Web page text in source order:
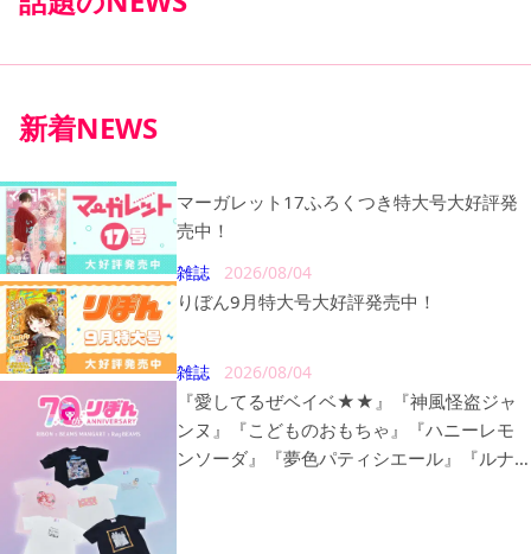
新着NEWS
マーガレット17ふろくつき特大号大好評発
売中！
雑誌 2026/08/04
りぼん9月特大号大好評発売中！
雑誌 2026/08/04
『愛してるぜベイベ★★』『神風怪盗ジャ
ンヌ』『こどものおもちゃ』『ハニーレモ
ンソーダ』『夢色パティシエール』『ルナ